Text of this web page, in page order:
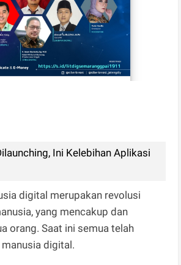
Ini Kelebihan Aplikasi
digital merupakan revolusi
yang mencakup dan
orang. Saat ini semua telah
digital.